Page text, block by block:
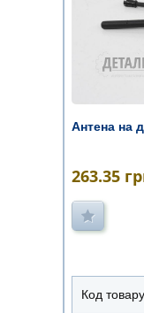
Антена на
263.35
Код